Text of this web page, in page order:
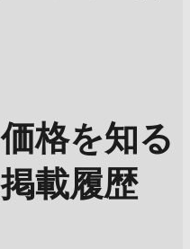
格を知る
載履歴